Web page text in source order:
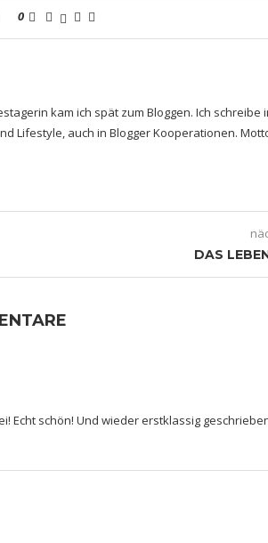
0
kam ich spät zum Bloggen. Ich schreibe
Lifestyle, auch in Blogger Kooperationen.
DAS
Echt schön! Und wieder erstklassig